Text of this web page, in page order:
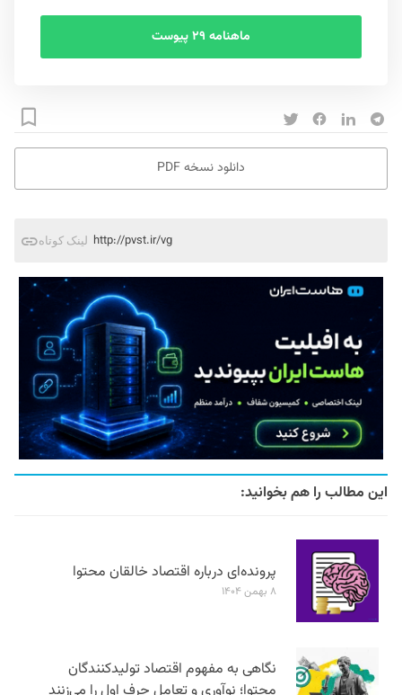
ماهنامه ۲۹ پیوست
دانلود نسخه PDF
لینک کوتاه http://pvst.ir/vg
این مطالب را هم بخوانید:
پرونده‌ای درباره اقتصاد خالقان محتوا
۸ بهمن ۱۴۰۴
نگاهی به مفهوم اقتصاد تولیدکنندگان